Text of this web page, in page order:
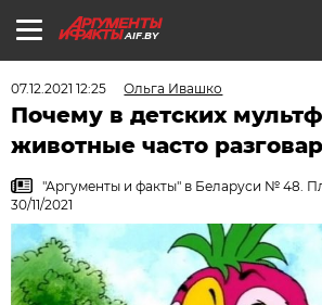
AIF.BY
07.12.2021 12:25 Ольга Ивашко
Почему в детских
животные часто
"Аргументы и факты" в Беларуси № 48.
30/11/2021